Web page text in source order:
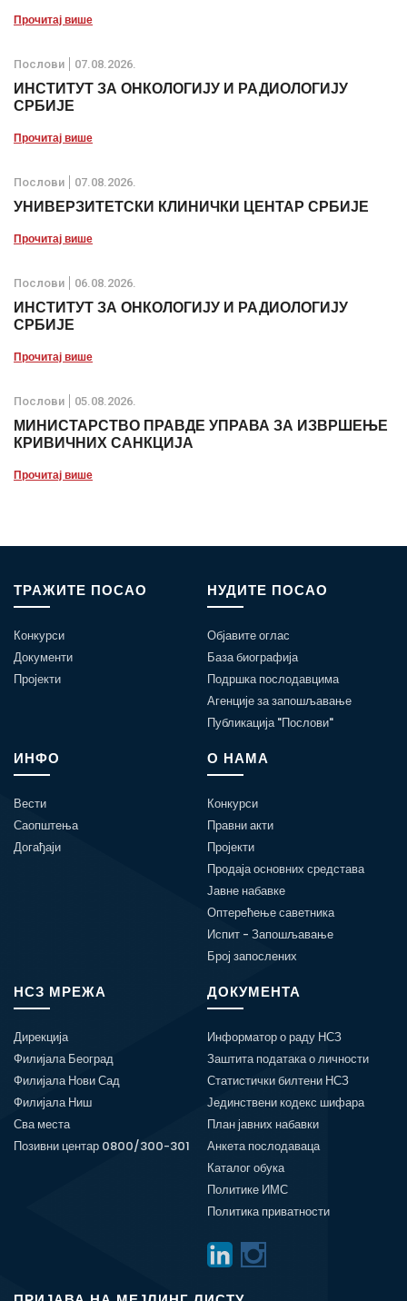
Прочитај више
Послови 07.08.2026.
ИНСТИТУТ ЗА ОНКОЛОГИЈУ И РАДИОЛОГИЈУ
СРБИЈЕ
Прочитај више
Послови 07.08.2026.
УНИВЕРЗИТЕТСКИ КЛИНИЧКИ ЦЕНТАР СРБИЈЕ
Прочитај више
Послови 06.08.2026.
ИНСТИТУТ ЗА ОНКОЛОГИЈУ И РАДИОЛОГИЈУ
СРБИЈЕ
Прочитај више
Послови 05.08.2026.
МИНИСТАРСТВО ПРАВДЕ УПРАВА ЗА ИЗВРШЕЊЕ
КРИВИЧНИХ САНКЦИЈА
Прочитај више
ТРАЖИТЕ ПОСАО
Конкурси
Документи
Пројекти
НУДИТЕ ПОСАО
Објавите оглас
База биографија
Подршка послодавцима
Агенције за запошљавање
Публикација "Послови"
ИНФО
Вести
Саопштења
Догађаји
О НАМА
Конкурси
Правни акти
Пројекти
Продаја основних средстава
Јавне набавке
Оптерећење саветника
Испит - Запошљавање
Број запослених
НСЗ МРЕЖА
Дирекција
Филијала Београд
Филијала Нови Сад
Филијала Ниш
Сва места
Позивни центар 0800/300-301
ДОКУМЕНТА
Информатор о раду НСЗ
Заштита података о личности
Статистички билтени НСЗ
Јединствени кодекс шифара
План јавних набавки
Анкета послодаваца
Каталог обука
Политике ИМС
Политика приватности